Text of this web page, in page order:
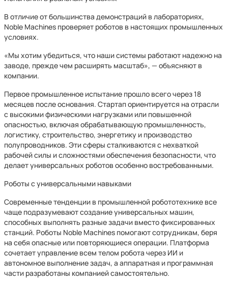
В отличие от большинства демонстраций в лабораториях,
Noble Machines проверяет роботов в настоящих промышленных
условиях.
«Мы хотим убедиться, что наши системы работают надежно на
заводе, прежде чем расширять масштаб», — объясняют в
компании.
Первое промышленное испытание прошло всего через 18
месяцев после основания. Стартап ориентируется на отрасли
с высокими физическими нагрузками или повышенной
опасностью, включая обрабатывающую промышленность,
логистику, строительство, энергетику и производство
полупроводников. Эти сферы сталкиваются с нехваткой
рабочей силы и сложностями обеспечения безопасности, что
делает универсальных роботов особенно востребованными.
Роботы с универсальными навыками
Современные тенденции в промышленной робототехнике все
чаще подразумевают создание универсальных машин,
способных выполнять разные задачи вместо фиксированных
станций. Роботы Noble Machines помогают сотрудникам, беря
на себя опасные или повторяющиеся операции. Платформа
сочетает управление всем телом робота через ИИ и
автономное выполнение задач, а аппаратная и программная
части разработаны компанией самостоятельно.